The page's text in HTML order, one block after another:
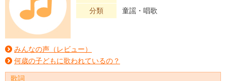
分類
童謡・唱歌
みんなの声（レビュー）
何歳の子どもに歌われているの？
歌詞